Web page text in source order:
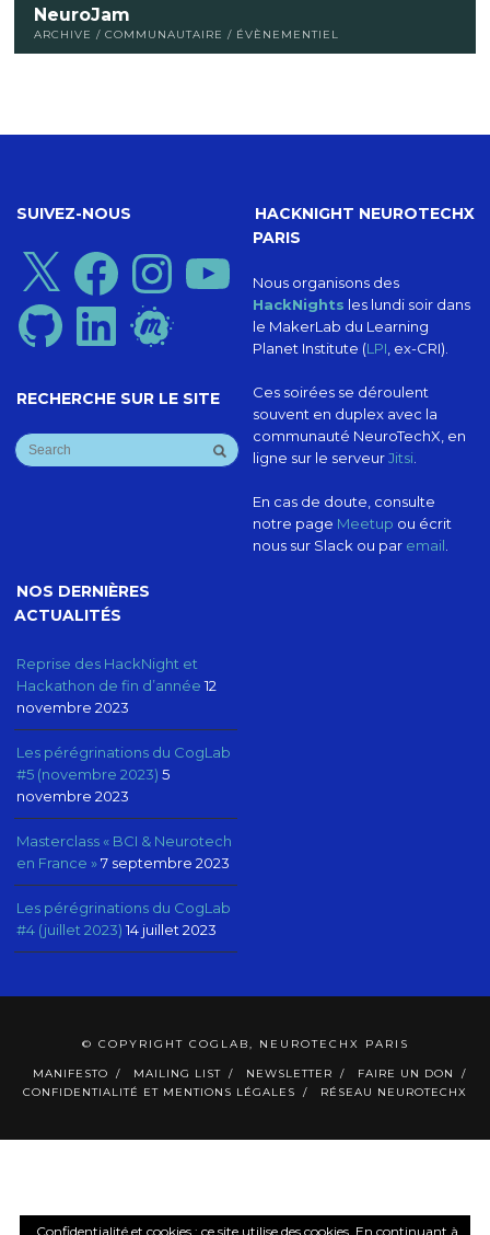
NeuroJam
ARCHIVE / COMMUNAUTAIRE / ÉVÈNEMENTIEL
SUIVEZ-NOUS
X FacebookInstagram
GitHub LinkedIn Meetup
RECHERCHE SUR LE SITE
HACKNIGHT NEUROTECHX
PARIS
Nous organisons des
HackNights les lundi soir dans
le MakerLab du Learning
Planet Institute (LPI , ex-CRI).
Ces soirées se déroulent
souvent en duplex avec la
communauté NeuroTechX, en
ligne sur le serveurJitsi.
En cas de doute, consulte
notre page Meetup ou écrit
nous sur Slack ou par email
NOS DERNIÈRES
ACTUALITÉS
Reprise des HackNight et
Hackathon de fin d’année 12
novembre 2023
Les pérégrinations du CogLab
#5 (novembre 2023) 5
novembre 2023
Masterclass « BCI & Neurotech
en France » 7 septembre 2023
Les pérégrinations du CogLab
#4 (juillet 2023) 14 juillet 2023
© COPYRIGHT COGLAB, NEUROTECHX PARIS
MANIFESTO MAILING LIST NEWSLETTER
FAIRE UN DON
CONFIDENTIALITÉ ET MENTIONS LÉGALES
RÉSEAU NEUROTECHX
Confidentialité et cookies : ce site utilise des cookies. En continuant à